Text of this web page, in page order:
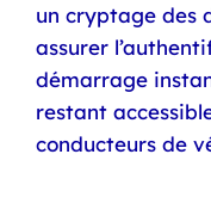
un cryptage des
assurer
démarrage
restant
conducteurs de